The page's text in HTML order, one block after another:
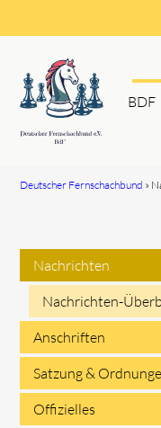
BDF
Deutscher Fernschachbund
Navigation
überspringen
Nachrichten
Nachrichten-
Anschriften
Satzung &
Offizielles